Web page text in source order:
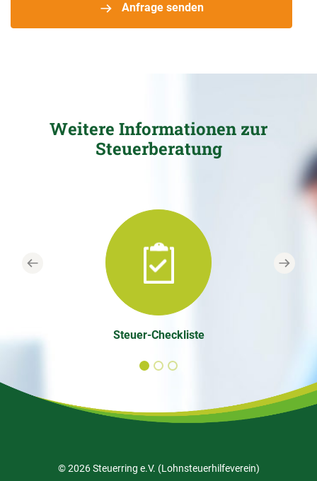
Anfrage senden
Weitere Informationen zur
Steuerberatung
Steuer-Checkliste
Previous Next
© 2026 Steuerring e.V. (Lohnsteuerhilfeverein)